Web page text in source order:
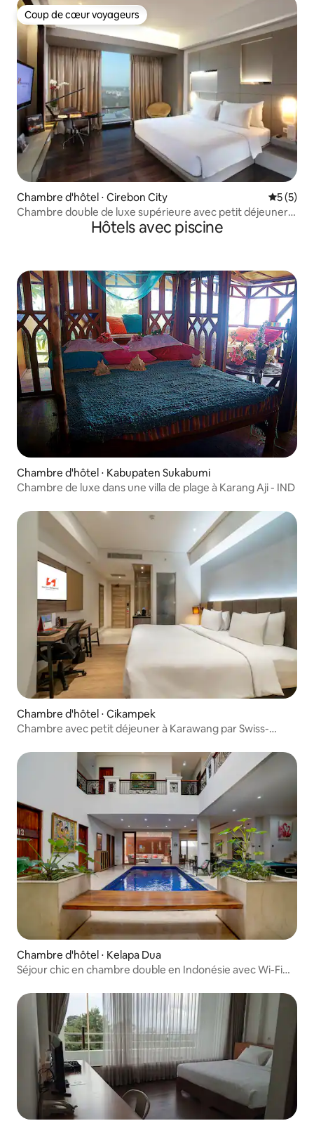
Coup de cœur voyageurs
Coup de cœur voyageurs
Chambre d'hôtel ⋅ Cirebon City
5 (5)
Chambre double de luxe supérieure avec petit déjeuner à
Hôtels avec piscine
Chambre d'hôtel ⋅ Kabupaten Sukabumi
Chambre de luxe dans une villa de plage à Karang Aji - IND
Chambre d'hôtel ⋅ Cikampek
Chambre avec petit déjeuner à Karawang par Swiss-
Chambre d'hôtel ⋅ Kelapa Dua
Séjour chic en chambre double en Indonésie avec Wi-Fi